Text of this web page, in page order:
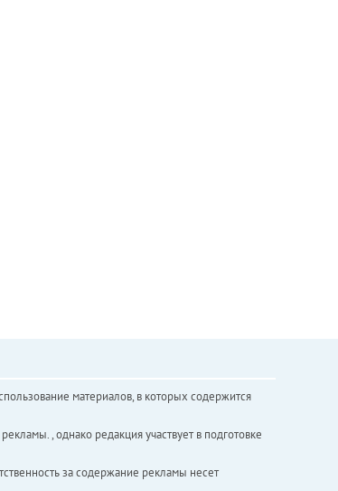
материалов, в которых содержится
, однако редакция участвует в подготовке
за содержание рекламы несет